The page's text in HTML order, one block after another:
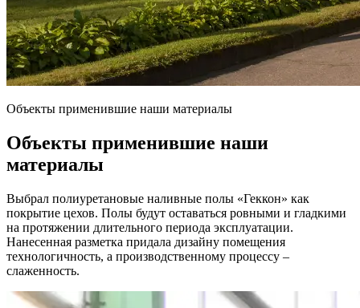
Объекты применившие наши материалы
Объекты применившие наши
материалы
Выбрал полиуретановые наливные полы «Геккон» как
покрытие цехов. Полы будут оставаться ровными и гладкими
на протяжении длительного периода эксплуатации.
Нанесенная разметка придала дизайну помещения
технологичность, а производственному процессу –
слаженность.